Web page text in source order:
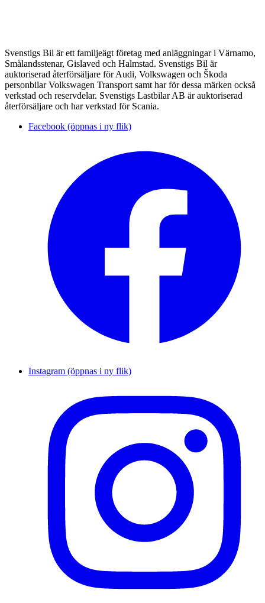
Svenstigs Bil är ett familjeägt företag med anläggningar i Värnamo,
Smålandsstenar, Gislaved och Halmstad. Svenstigs Bil är
auktoriserad återförsäljare för Audi, Volkswagen och Škoda
personbilar Volkswagen Transport samt har för dessa märken också
verkstad och reservdelar. Svenstigs Lastbilar AB är auktoriserad
återförsäljare och har verkstad för Scania.
Facebook (öppnas i ny flik)
Instagram (öppnas i ny flik)